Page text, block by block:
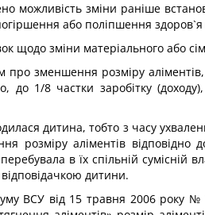
можливість зміни раніше
або поліпшення
щодо зміни матеріального або
про зменшення розміру
до 1/8 частки заробітку
дитина, тобто з часу
розміру аліментів відповідно
в їх спільній
дитини.
ВСУ від 15 травня 2006 року